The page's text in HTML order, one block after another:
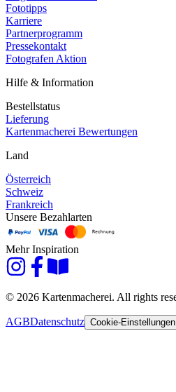
Fototipps
Karriere
Partnerprogramm
Pressekontakt
Fotografen Aktion
Hilfe & Information
Bestellstatus
Lieferung
Kartenmacherei Bewertungen
Land
Österreich
Schweiz
Frankreich
Unsere Bezahlarten
Mehr Inspiration
© 2026 Kartenmacherei. All rights
AGBDatenschutz Cookie-Einstellungen